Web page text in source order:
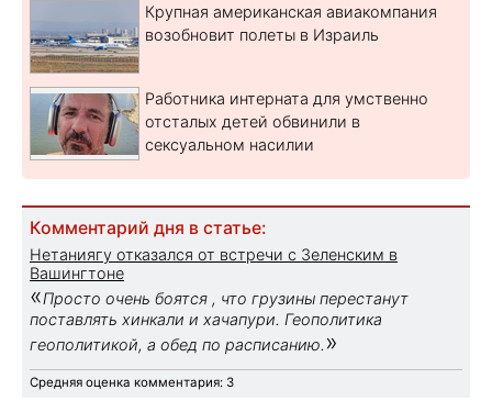
Крупная американская авиакомпания
возобновит полеты в Израиль
Работника интерната для умственно
отсталых детей обвинили в
сексуальном насилии
Комментарий дня в статье:
Нетаниягу отказался от встречи с Зеленским в
Вашингтоне
«Просто очень боятся , что грузины перестанут
поставлять хинкали и хачапури. Геополитика
геополитикой, а обед по расписанию. »
Средняя оценка комментария: 3